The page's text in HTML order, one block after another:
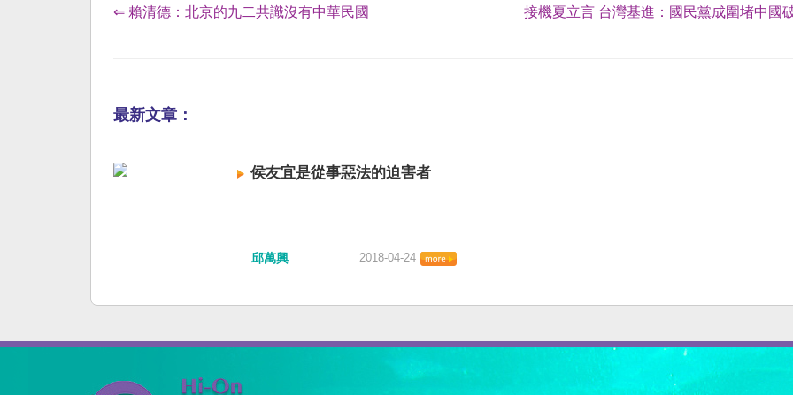
⇐ 賴清德：北京的九二共識沒有中華民國 接機夏立言 台灣基進：國民黨成圍堵中國
最新文章：
侯友宜是從事惡法的迫害者
邱萬興 2018-04-24